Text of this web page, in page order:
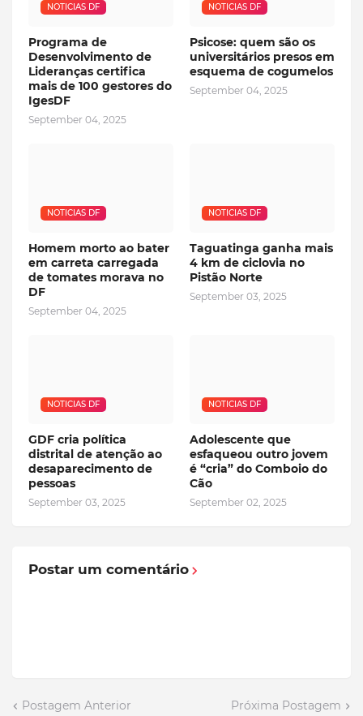
NOTICIAS DF
Programa de
Desenvolvimento de
Lideranças certifica
mais de 100 gestores do
IgesDF
September 04, 2025
NOTICIAS DF
Psicose: quem são os
universitários presos em
esquema de cogumelos
September 04, 2025
NOTICIAS DF
Homem morto ao bater
em carreta carregada
de tomates morava no
DF
September 04, 2025
NOTICIAS DF
Taguatinga ganha mais
4 km de ciclovia no
Pistão Norte
September 03, 2025
NOTICIAS DF
GDF cria política
distrital de atenção ao
desaparecimento de
pessoas
September 03, 2025
NOTICIAS DF
Adolescente que
esfaqueou outro jovem
é “cria” do Comboio do
Cão
September 02, 2025
Postar um comentário
Postagem Anterior Próxima Postagem